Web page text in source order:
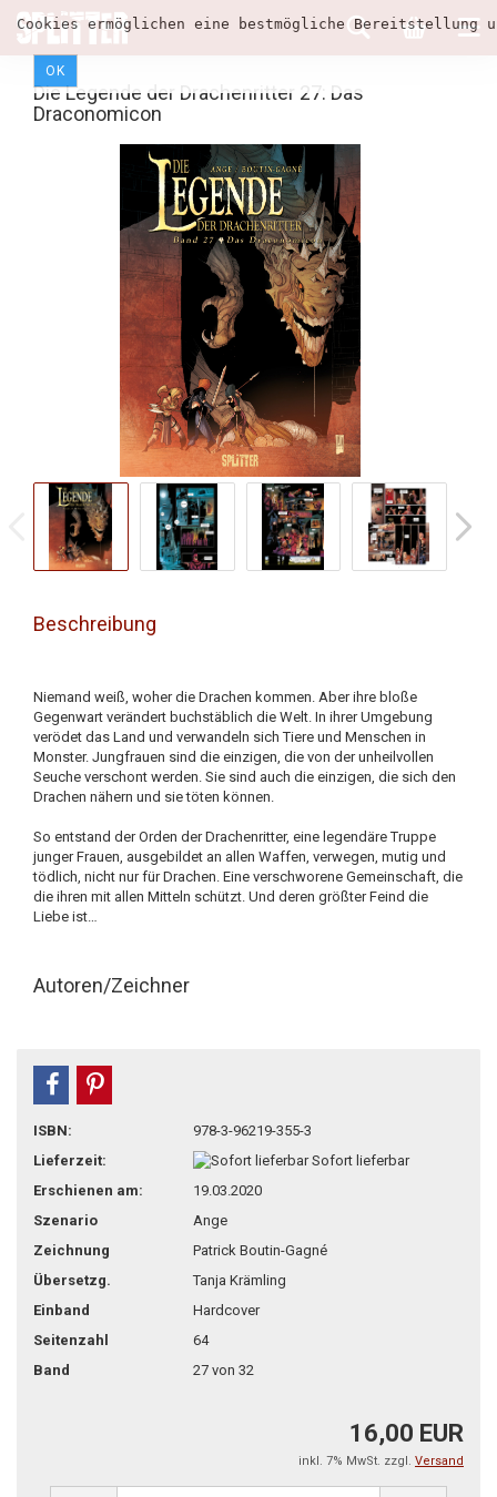
Cookies ermöglichen eine bestmögliche
OK
Die Legende der Drachenritter 27: Das
Draconomicon
Beschreibung
Niemand weiß, woher die Drachen kommen. Aber ihre bloße
Gegenwart verändert buchstäblich die Welt. In ihrer Umgebung
verödet das Land und verwandeln sich Tiere und Menschen in
Monster. Jungfrauen sind die einzigen, die von der unheilvollen
Seuche verschont werden. Sie sind auch die einzigen, die sich den
Drachen nähern und sie töten können.
So entstand der Orden der Drachenritter, eine legendäre Truppe
junger Frauen, ausgebildet an allen Waffen, verwegen, mutig und
tödlich, nicht nur für Drachen. Eine verschworene Gemeinschaft, die
die ihren mit allen Mitteln schützt. Und deren größter Feind die
Liebe ist…
Autoren/Zeichner
teilen
ISBN:
978-3-96219-355-3
Lieferzeit:
Sofort lieferbar
Erschienen am:
19.03.2020
Szenario
Ange
Zeichnung
Patrick Boutin-Gagné
Übersetzg.
Tanja Krämling
Einband
Hardcover
Seitenzahl
64
Band
27 von 32
16,00 EUR
inkl. 7% MwSt. zzgl. Versand